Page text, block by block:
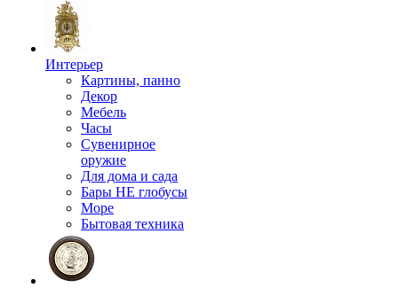
Интерьер
Картины, панно
Декор
Мебель
Часы
Сувенирное
оружие
Для дома и сада
Бары НЕ глобусы
Море
Бытовая техника